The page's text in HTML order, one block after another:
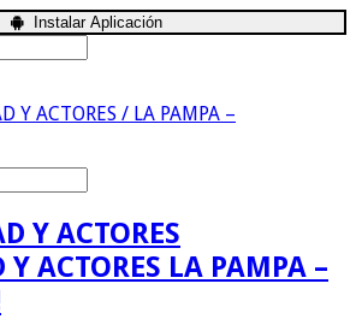
Instalar Aplicación
Y ACTORES / LA PAMPA –
ACTORES LA PAMPA –